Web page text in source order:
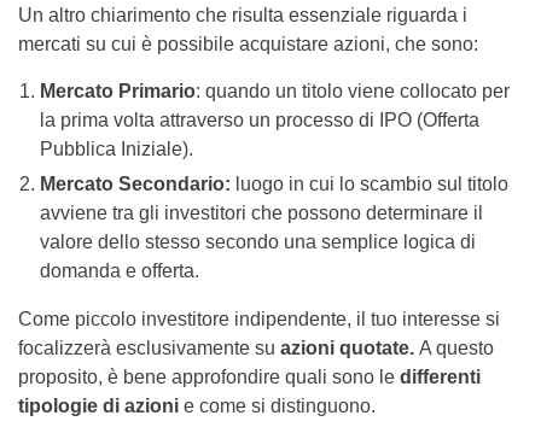
Un altro chiarimento che risulta essenziale riguarda i
mercati su cui è possibile acquistare azioni, che sono:
Mercato Primario: quando un titolo viene collocato per
la prima volta attraverso un processo di IPO (Offerta
Pubblica Iniziale).
Mercato Secondario: luogo in cui lo scambio sul titolo
avviene tra gli investitori che possono determinare il
valore dello stesso secondo una semplice logica di
domanda e offerta.
Come piccolo investitore indipendente, il tuo interesse si
focalizzerà esclusivamente su azioni quotate. A questo
proposito, è bene approfondire quali sono le differenti
tipologie di azioni e come si distinguono.